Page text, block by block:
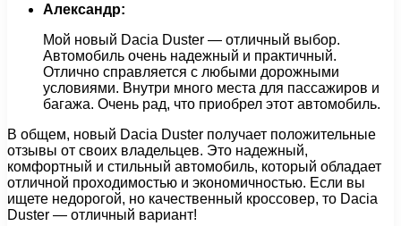
Александр:
Мой новый Dacia Duster — отличный выбор.
Автомобиль очень надежный и практичный.
Отлично справляется с любыми дорожными
условиями. Внутри много места для пассажиров и
багажа. Очень рад, что приобрел этот автомобиль.
В общем, новый Dacia Duster получает положительные
отзывы от своих владельцев. Это надежный,
комфортный и стильный автомобиль, который обладает
отличной проходимостью и экономичностью. Если вы
ищете недорогой, но качественный кроссовер, то Dacia
Duster — отличный вариант!